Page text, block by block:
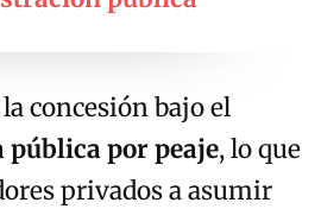
concesión bajo el
pública por peaje, lo que
privados a asumir